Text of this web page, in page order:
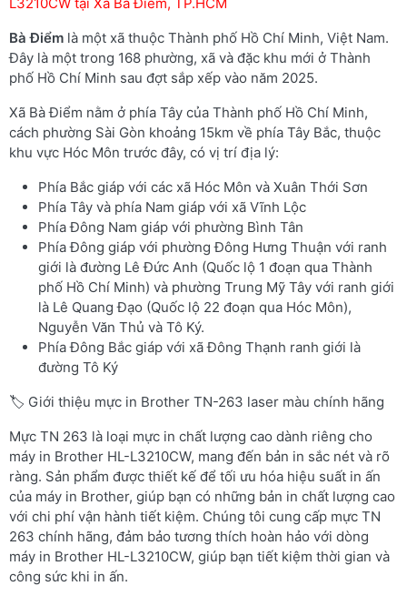
Bà Điểm là một xã thuộc Thành phố Hồ Chí Minh, Việt Nam.
Đây là một trong 168 phường, xã và đặc khu mới ở Thành
phố Hồ Chí Minh sau đợt sắp xếp vào năm 2025.
Xã Bà Điểm nằm ở phía Tây của Thành phố Hồ Chí Minh,
cách phường Sài Gòn khoảng 15km về phía Tây Bắc, thuộc
khu vực Hóc Môn trước đây, có vị trí địa lý:
Phía Bắc giáp với các xã Hóc Môn và Xuân Thới Sơn
Phía Tây và phía Nam giáp với xã Vĩnh Lộc
Phía Đông Nam giáp với phường Bình Tân
Phía Đông giáp với phường Đông Hưng Thuận với ranh
giới là đường Lê Đức Anh (Quốc lộ 1 đoạn qua Thành
phố Hồ Chí Minh) và phường Trung Mỹ Tây với ranh giới
là Lê Quang Đạo (Quốc lộ 22 đoạn qua Hóc Môn),
Nguyễn Văn Thủ và Tô Ký.
Phía Đông Bắc giáp với xã Đông Thạnh ranh giới là
đường Tô Ký
🏷️ Giới thiệu mực in Brother TN-263 laser màu chính hãng
Mực TN 263 là loại mực in chất lượng cao dành riêng cho
máy in Brother HL-L3210CW, mang đến bản in sắc nét và rõ
ràng. Sản phẩm được thiết kế để tối ưu hóa hiệu suất in ấn
của máy in Brother, giúp bạn có những bản in chất lượng cao
với chi phí vận hành tiết kiệm. Chúng tôi cung cấp mực TN
263 chính hãng, đảm bảo tương thích hoàn hảo với dòng
máy in Brother HL-L3210CW, giúp bạn tiết kiệm thời gian và
công sức khi in ấn.